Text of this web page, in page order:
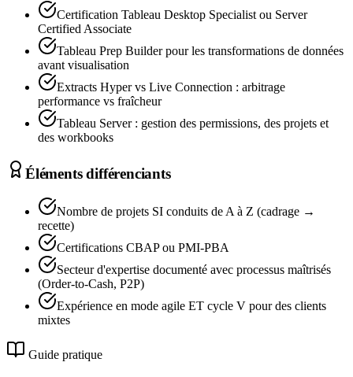
Certification Tableau Desktop Specialist ou Server
Certified Associate
Tableau Prep Builder pour les transformations de données
avant visualisation
Extracts Hyper vs Live Connection : arbitrage
performance vs fraîcheur
Tableau Server : gestion des permissions, des projets et
des workbooks
Éléments différenciants
Nombre de projets SI conduits de A à Z (cadrage →
recette)
Certifications CBAP ou PMI-PBA
Secteur d'expertise documenté avec processus maîtrisés
(Order-to-Cash, P2P)
Expérience en mode agile ET cycle V pour des clients
mixtes
Guide pratique